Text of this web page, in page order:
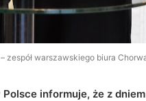
zespół warszawskiego biura
informuje, że z